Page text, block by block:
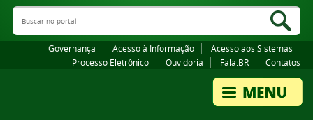
Canais
Buscar no portal
Governança Acesso à Informação
Acesso aos Sistemas
Processo Eletrônico
Ouvidoria Fala.BR Contatos